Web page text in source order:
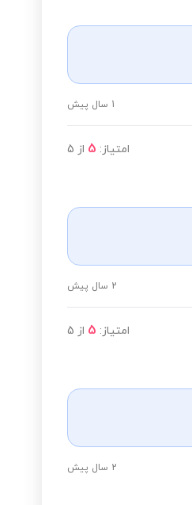
1 سال پیش
امتیاز: 5 از 5
2 سال پیش
امتیاز: 5 از 5
2 سال پیش